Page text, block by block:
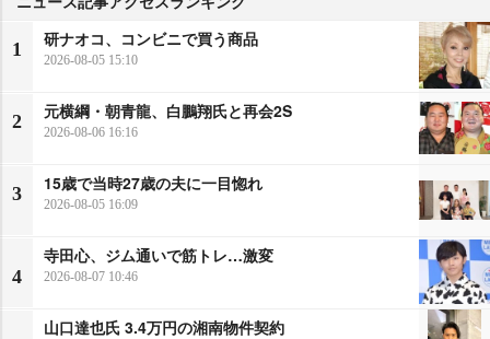
1
研ナオコ、コンビニで買う商品
2026-08-05 15:10
2
元横綱・朝青龍、白鵬翔氏と再会2S
2026-08-06 16:16
3
15歳で当時27歳の夫に一目惚れ
2026-08-05 16:09
4
寺田心、ジム通いで筋トレ…激変
2026-08-07 10:46
山口達也氏 3.4万円の湘南物件契約